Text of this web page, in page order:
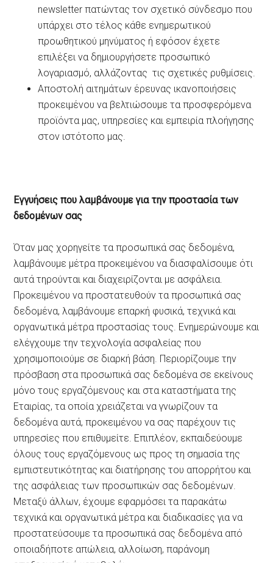
newsletter πατώντας τον σχετικό σύνδεσμο που
υπάρχει στο τέλος κάθε ενημερωτικού
προωθητικού μηνύματος ή εφόσον έχετε
επιλέξει να δημιουργήσετε προσωπικό
λογαριασμό, αλλάζοντας τις σχετικές ρυθμίσεις.
Αποστολή αιτημάτων έρευνας ικανοποιήσεις
προκειμένου να βελτιώσουμε τα προσφερόμενα
προϊόντα μας, υπηρεσίες και εμπειρία πλοήγησης
στον ιστότοπο μας.
Εγγυήσεις που λαμβάνουμε για την προστασία των
δεδομένων σας
Όταν μας χορηγείτε τα προσωπικά σας δεδομένα,
λαμβάνουμε μέτρα προκειμένου να διασφαλίσουμε ότι
αυτά τηρούνται και διαχειρίζονται με ασφάλεια.
Προκειμένου να προστατευθούν τα προσωπικά σας
δεδομένα, λαμβάνουμε επαρκή φυσικά, τεχνικά και
οργανωτικά μέτρα προστασίας τους. Ενημερώνουμε και
ελέγχουμε την τεχνολογία ασφαλείας που
χρησιμοποιούμε σε διαρκή βάση. Περιορίζουμε την
πρόσβαση στα προσωπικά σας δεδομένα σε εκείνους
μόνο τους εργαζόμενους και στα καταστήματα της
Εταιρίας, τα οποία χρειάζεται να γνωρίζουν τα
δεδομένα αυτά, προκειμένου να σας παρέχουν τις
υπηρεσίες που επιθυμείτε. Επιπλέον, εκπαιδεύουμε
όλους τους εργαζόμενους ως προς τη σημασία της
εμπιστευτικότητας και διατήρησης του απορρήτου και
της ασφάλειας των προσωπικών σας δεδομένων.
Μεταξύ άλλων, έχουμε εφαρμόσει τα παρακάτω
τεχνικά και οργανωτικά μέτρα και διαδικασίες για να
προστατεύσουμε τα προσωπικά σας δεδομένα από
οποιαδήποτε απώλεια, αλλοίωση, παράνομη